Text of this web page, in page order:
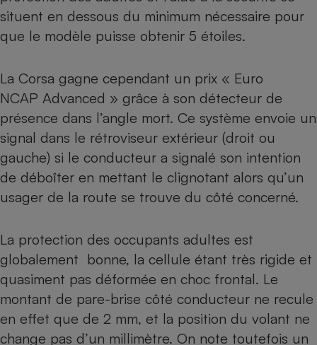
situent en dessous du minimum nécessaire pour
que le modèle puisse obtenir 5 étoiles.
La Corsa gagne cependant un prix « Euro
NCAP Advanced » grâce à son détecteur de
présence dans l’angle mort. Ce système envoie un
signal dans le rétroviseur extérieur (droit ou
gauche) si le conducteur a signalé son intention
de déboîter en mettant le clignotant alors qu’un
usager de la route se trouve du côté concerné.
La protection des occupants adultes est
globalement bonne, la cellule étant très rigide et
quasiment pas déformée en choc frontal. Le
montant de pare-brise côté conducteur ne recule
en effet que de 2 mm, et la position du volant ne
change pas d’un millimètre. On note toutefois un